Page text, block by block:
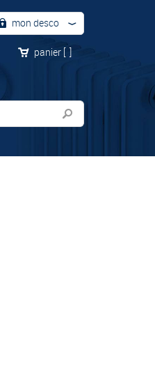
mon desco
panier [ ]